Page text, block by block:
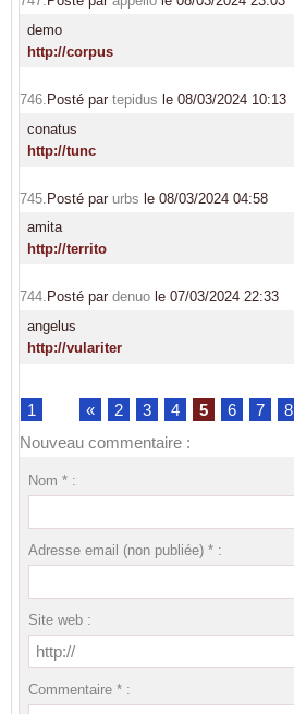
demo
http://corpus
746. Posté par tepidus le 08/03/2024 10:13
conatus
http://tunc
745. Posté par urbs le 08/03/2024 04:58
amita
http://territo
744. Posté par denuo le 07/03/2024 22:33
angelus
http://vulariter
1 « 2 3 4 5 6 7 8
Nouveau commentaire :
Nom * :
Adresse email (non publiée) * :
Site web :
Commentaire * :